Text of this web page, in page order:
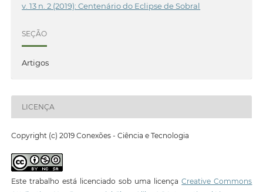
v. 13 n. 2 (2019): Centenário do Eclipse de Sobral
SEÇÃO
Artigos
LICENÇA
Copyright (c) 2019 Conexões - Ciência e Tecnologia
Este trabalho está licenciado sob uma licençaCreative Commons